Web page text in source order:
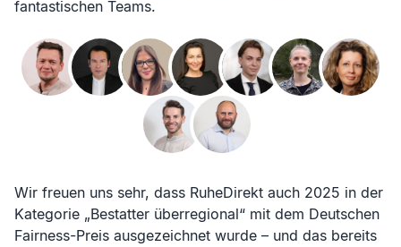
fantastischen Teams.
Wir freuen uns sehr, dass RuheDirekt auch 2025 in der
Kategorie „Bestatter überregional“ mit dem Deutschen
Fairness-Preis ausgezeichnet wurde – und das bereits